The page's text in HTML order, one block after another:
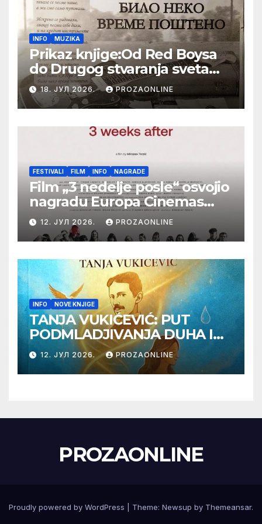
INFO MUZIKA
Prikaz knjige:Od Red Boysa
do Drugog stvaranja sveta
(bilo neko vreme pošteno)
(autor- Zlatomira Sremca,
Botoš 2022. godine,
samizdat)
18. ЈУЛ 2026. PROZAONLINE
FESTIVALI FILM INFO NAGRADE
Film „3 nedelje posle“ osvojio
nagradu Europa Cinemas
Label na Filmskom festivalu
u Karlovim Varima
12. ЈУЛ 2026. PROZAONLINE
INFO NOVE KNJIGE
TANJA VUKIĆEVIĆ: PUT
PODMLADJIVANJA DUHA I
TELA SA TESLOM
12. ЈУЛ 2026. PROZAONLINE
PROZAONLINE
Proudly powered by WordPress Theme: Newsup by Themeansar.